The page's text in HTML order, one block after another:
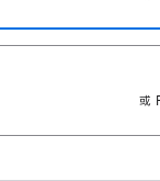
或